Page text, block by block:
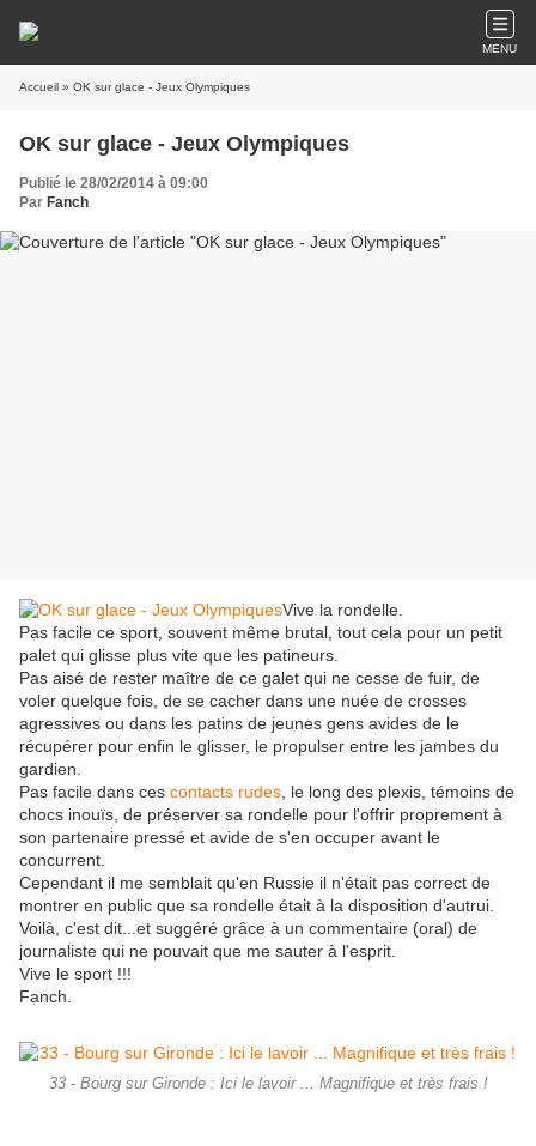
MENU
Accueil » OK sur glace - Jeux Olympiques
OK sur glace - Jeux Olympiques
Publié le 28/02/2014 à 09:00
Par Fanch
Vive la rondelle.
Pas facile ce sport, souvent même brutal, tout cela pour un petit
palet qui glisse plus vite que les patineurs.
Pas aisé de rester maître de ce galet qui ne cesse de fuir, de
voler quelque fois, de se cacher dans une nuée de crosses
agressives ou dans les patins de jeunes gens avides de le
récupérer pour enfin le glisser, le propulser entre les jambes du
gardien.
Pas facile dans ces contacts rudes , le long des plexis, témoins de
chocs inouïs, de préserver sa rondelle pour l'offrir proprement à
son partenaire pressé et avide de s'en occuper avant le
concurrent.
Cependant il me semblait qu'en Russie il n'était pas correct de
montrer en public que sa rondelle était à la disposition d'autrui.
Voilà, c'est dit...et suggéré grâce à un commentaire (oral) de
journaliste qui ne pouvait que me sauter à l'esprit.
Vive le sport !!!
Fanch.
33 - Bourg sur Gironde : Ici le lavoir ... Magnifique et très frais !